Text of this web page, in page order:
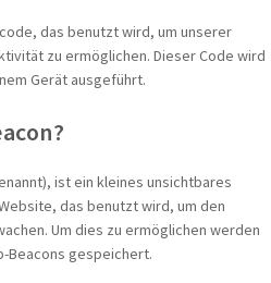
das benutzt wird, um unserer
zu ermöglichen. Dieser Code wird
Gerät ausgeführt.
ist ein kleines unsichtbares
das benutzt wird, um den
Um dies zu ermöglichen werden
Beacons gespeichert.